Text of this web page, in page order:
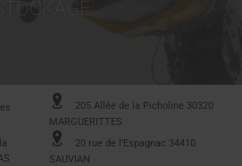
STOCKAGE
205 Allée de la Picholine 30320
MARGUERITTES
20 rue de l'Espagnac 34410
SAUVIAN